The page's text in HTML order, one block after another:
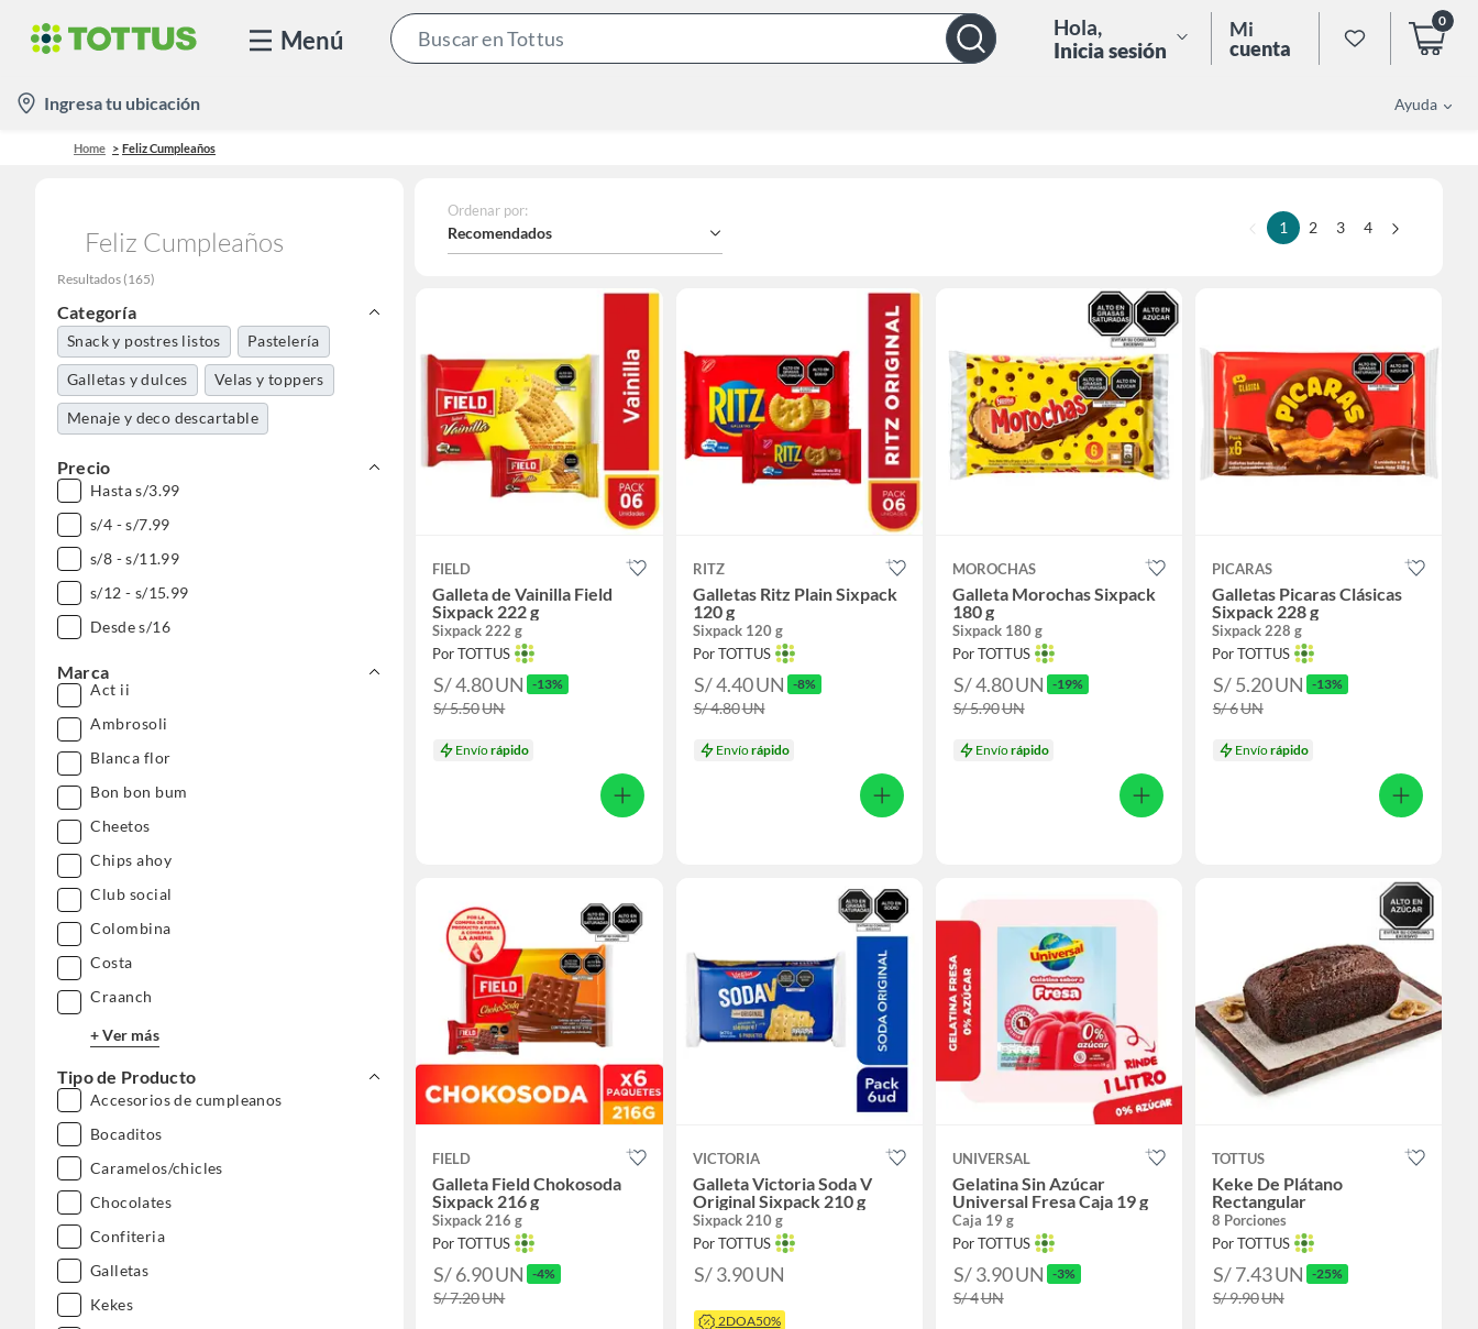
Menú
Bar
Hola,
Inicia sesión
Mi
cuenta
0
location-
icon
Ingresa tu ubicación Ayuda
Home Feliz Cumpleaños
Feliz Cumpleaños
Resultados (165)
Categoría
Snack y postres listos Pastelerí­a
Galletas y dulces Velas y toppers
Menaje y deco descartable
Precio
Hasta s/3.99
s/4 - s/7.99
s/8 - s/11.99
s/12 - s/15.99
Desde s/16
Marca
Act ii
Ambrosoli
Blanca flor
Bon bon bum
Cheetos
Chips ahoy
Club social
Colombina
Costa
Craanch
+ Ver más
Tipo de Producto
Accesorios de cumpleanos
Bocaditos
Caramelos/chicles
Chocolates
Confiteria
Galletas
Kekes
Ordenar por:
Recomendados 1 2 3 4
FIELD
Galleta de Vainilla Field
Sixpack 222 g
Sixpack 222 g
Por TOTTUS
S/ 4.80UN -13%
S/ 5.50UN
Envíorápido
RITZ
Galletas Ritz Plain Sixpack
120 g
Sixpack 120 g
Por TOTTUS
S/ 4.40UN -8%
S/ 4.80UN
Envíorápido
MOROCHAS
Galleta Morochas Sixpack
180 g
Sixpack 180 g
Por TOTTUS
S/ 4.80UN -19%
S/ 5.90UN
Envíorápido
PICARAS
Galletas Picaras Clásicas
Sixpack 228 g
Sixpack 228 g
Por TOTTUS
S/ 5.20UN -13%
S/ 6UN
Envíorápido
FIELD
Galleta Field Chokosoda
Sixpack 216 g
Sixpack 216 g
Por TOTTUS
S/ 6.90UN -4%
S/ 7.20UN
VICTORIA
Galleta Victoria Soda V
Original Sixpack 210 g
Sixpack 210 g
Por TOTTUS
S/ 3.90UN
2DOA50%
UNIVERSAL
Gelatina Sin Azúcar
Universal Fresa Caja 19 g
Caja 19 g
Por TOTTUS
S/ 3.90UN -3%
S/ 4UN
TOTTUS
Keke De Plátano
Rectangular
8 Porciones
Por TOTTUS
S/ 7.43UN -25%
S/ 9.90UN